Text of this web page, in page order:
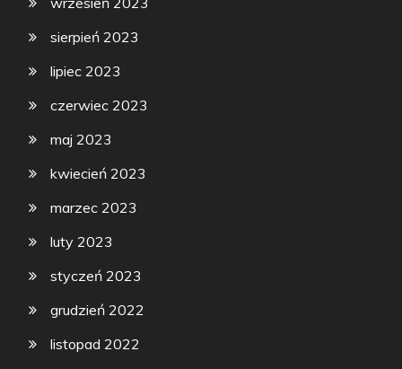
sierpień 2023
lipiec 2023
czerwiec 2023
maj 2023
kwiecień 2023
marzec 2023
luty 2023
styczeń 2023
grudzień 2022
listopad 2022